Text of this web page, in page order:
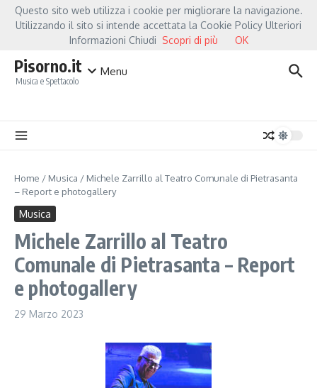
Salta al contenuto
Hot News
Fiorella Mannoia, a Capannori nasce “Anime Salve”: la data zero è un
Pisorno.it
Musica e Spettacolo
Menu
Home / Musica / Michele Zarrillo al Teatro Comunale di Pietrasanta
– Report e photogallery
Musica
Michele Zarrillo al Teatro
Comunale di Pietrasanta – Report
e photogallery
29 Marzo 2023
Questo sito web utilizza i cookie per migliorare la navigazione.
Utilizzando il sito si intende accettata la Cookie Policy Ulteriori
Informazioni Chiudi Scopri di più OK